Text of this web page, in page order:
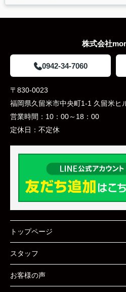
株式会社
0942-34-7060
〒830-0023
福岡県久留米市中央町1-1 久留米ヒ
営業時間： 10：00～18：00
定休日： 不定休
トップページ
スタッフ
お客様の声